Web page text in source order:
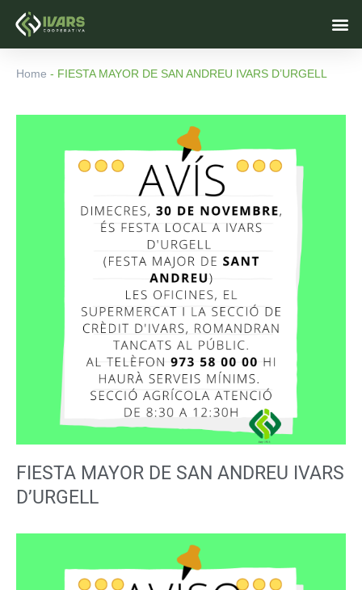
Home - FIESTA MAYOR DE SAN ANDREU IVARS D’URGELL
FIESTA MAYOR DE SAN ANDREU IVARS
D’URGELL